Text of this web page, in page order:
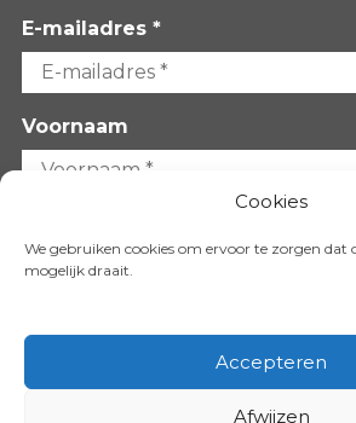
Cookies
We gebruiken cookies om ervoor te zorgen dat
mogelijk draait.
Accepteren
Afwijzen
E-mailadres *
Voornaam